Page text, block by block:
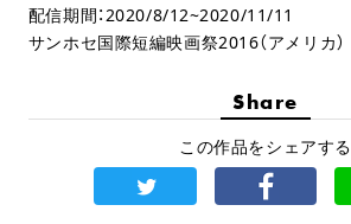
配信期間：2020/8/12~2020/11/11
サンホセ国際短編映画祭2016（アメリカ）
Share
この作品をシェアする